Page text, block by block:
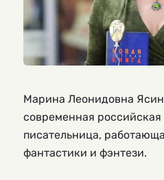
Марина Леонидовна
современная российская
писательница,
фантастики и фэнтези.